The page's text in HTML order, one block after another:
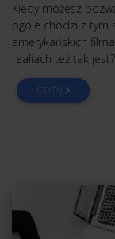
Kiedy możesz
ogóle chodzi z tym
amerykańskich
realiach też tak jest?
CZYTAJ